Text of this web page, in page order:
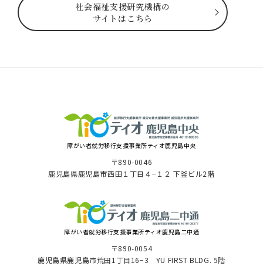
社会福祉⽀援研究機構の
サイトはこちら
障がい者就労移⾏⽀援事業所ティオ⿅児島中央
〒890-0046
⿅児島県⿅児島市⻄⽥１丁⽬４−１２ 下釜ビル2階
障がい者就労移⾏⽀援事業所ティオ鹿児島二中通
〒890-0054
鹿児島県鹿児島市荒田1丁目16−3 YU FIRST BLDG. 5階